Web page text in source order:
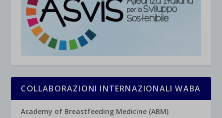
COLLABORAZIONI INTERNAZIONALI WABA
Academy of Breastfeeding Medicine (ABM)